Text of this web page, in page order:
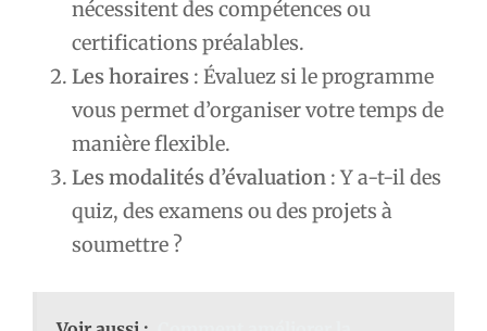
nécessitent des compétences ou
certifications préalables.
Les horaires : Évaluez si le programme
vous permet d’organiser votre temps de
manière flexible.
Les modalités d’évaluation : Y a-t-il des
quiz, des examens ou des projets à
soumettre ?